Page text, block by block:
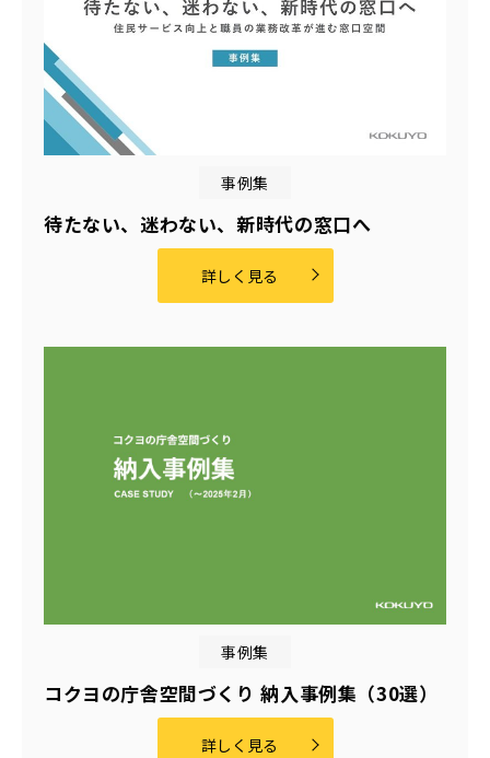
事例集
待たない、迷わない、新時代の窓口へ
詳しく見る
事例集
コクヨの庁舎空間づくり 納入事例集（30選）
詳しく見る